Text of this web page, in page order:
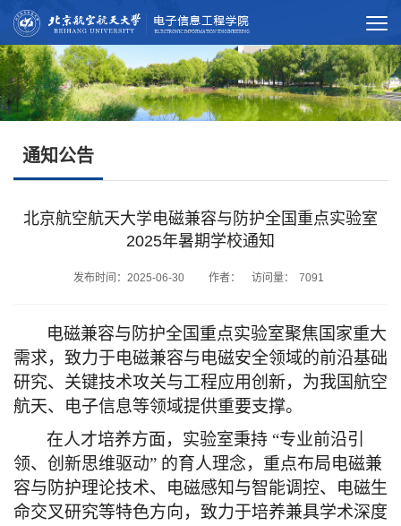
通知公告
北京航空航天大学电磁兼容与防护全国重点实验室
2025年暑期学校通知
发布时间：2025-06-30 作者： 访问量： 7091
电磁兼容与防护全国重点实验室聚焦国家重大
需求，致力于电磁兼容与电磁安全领域的前沿基础
研究、关键技术攻关与工程应用创新，为我国航空
航天、电子信息等领域提供重要支撑。
在人才培养方面，实验室秉持 “专业前沿引
领、创新思维驱动” 的育人理念，重点布局电磁兼
容与防护理论技术、电磁感知与智能调控、电磁生
命交叉研究等特色方向，致力于培养兼具学术深度